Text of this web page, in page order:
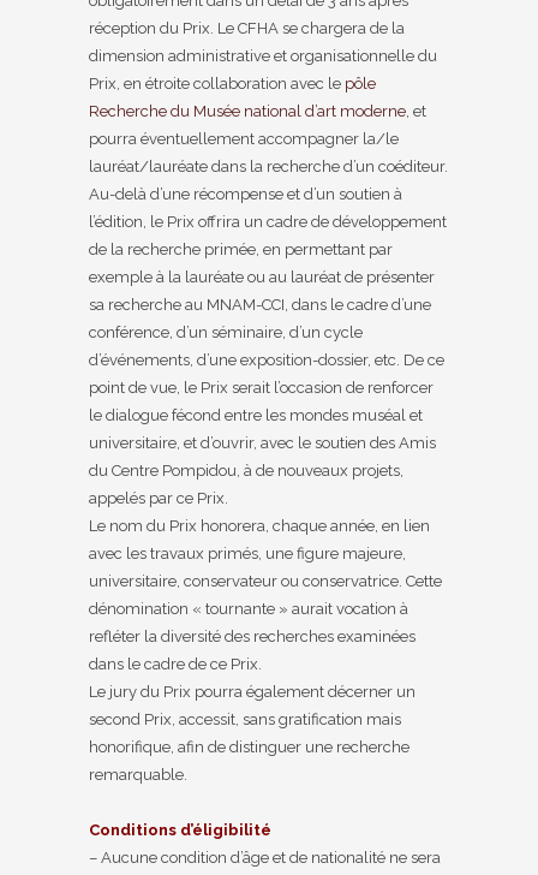
réception du Prix. Le CFHA se chargera de la
dimension administrative et organisationnelle du
Prix, en étroite collaboration avec le pôle
Recherche du Musée national d’art moderne, et
pourra éventuellement accompagner la/le
lauréat/lauréate dans la recherche d’un coéditeur.
Au-delà d’une récompense et d’un soutien à
l’édition, le Prix offrira un cadre de développement
de la recherche primée, en permettant par
exemple à la lauréate ou au lauréat de présenter
sa recherche au MNAM-CCI, dans le cadre d’une
conférence, d’un séminaire, d’un cycle
d’événements, d’une exposition-dossier, etc. De ce
point de vue, le Prix serait l’occasion de renforcer
le dialogue fécond entre les mondes muséal et
universitaire, et d’ouvrir, avec le soutien des Amis
du Centre Pompidou, à de nouveaux projets,
appelés par ce Prix.
Le nom du Prix honorera, chaque année, en lien
avec les travaux primés, une figure majeure,
universitaire, conservateur ou conservatrice. Cette
dénomination « tournante » aurait vocation à
refléter la diversité des recherches examinées
dans le cadre de ce Prix.
Le jury du Prix pourra également décerner un
second Prix, accessit, sans gratification mais
honorifique, afin de distinguer une recherche
remarquable.
Conditions d’éligibilité
– Aucune condition d’âge et de nationalité ne sera